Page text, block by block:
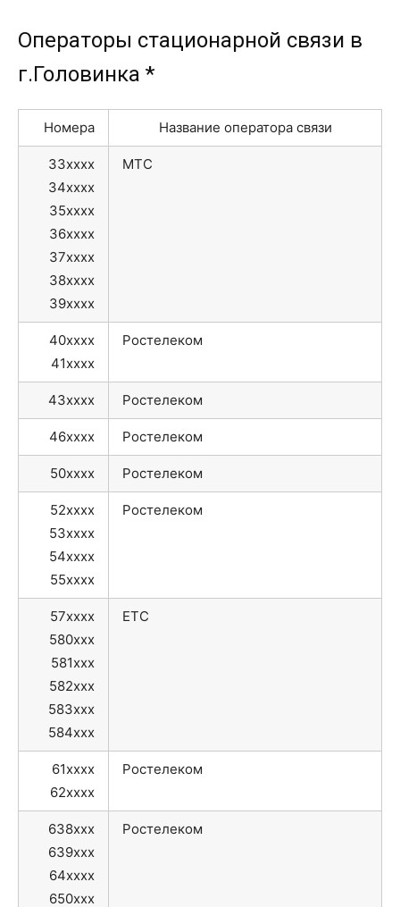
Операторы стационарной связи в
г.Головинка *
Номера Название оператора связи
33xxxx
34xxxx
35xxxx
36xxxx
37xxxx
38xxxx
39xxxx
МТС
40xxxx
41xxxx
Ростелеком
43xxxx Ростелеком
46xxxx Ростелеком
50xxxx Ростелеком
52xxxx
53xxxx
54xxxx
55xxxx
Ростелеком
57xxxx
580xxx
581xxx
582xxx
583xxx
584xxx
ЕТС
61xxxx
62xxxx
Ростелеком
638xxx
639xxx
64xxxx
650xxx
Ростелеком